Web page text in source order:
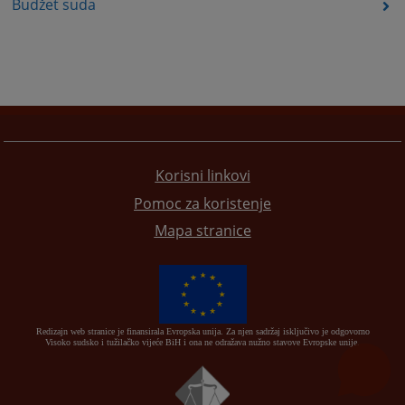
Budžet suda
Korisni linkovi
Pomoc za koristenje
Mapa stranice
Redizajn web stranice je finansirala Evropska unija. Za njen sadržaj isključivo je odgovorno
Visoko sudsko i tužilačko vijeće BiH i ona ne odražava nužno stavove Evropske unije.